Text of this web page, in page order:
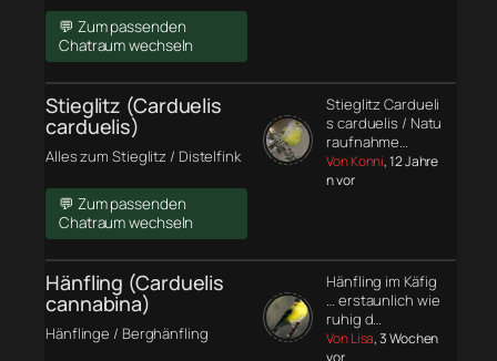
💬 Zum passenden
Chatraum wechseln
Stieglitz (Carduelis
carduelis)
Alles zum Stieglitz / Distelfink
💬 Zum passenden
Chatraum wechseln
Stieglitz Cardueli
s carduelis / Natu
raufnahme…
Von Konni, 12 Jahre
n vor
Hänfling (Carduelis
cannabina)
Hänflinge / Berghänfling
Hänfling im Käfig
… erstaunlich wie
ruhig d…
Von Lisa, 3 Wochen